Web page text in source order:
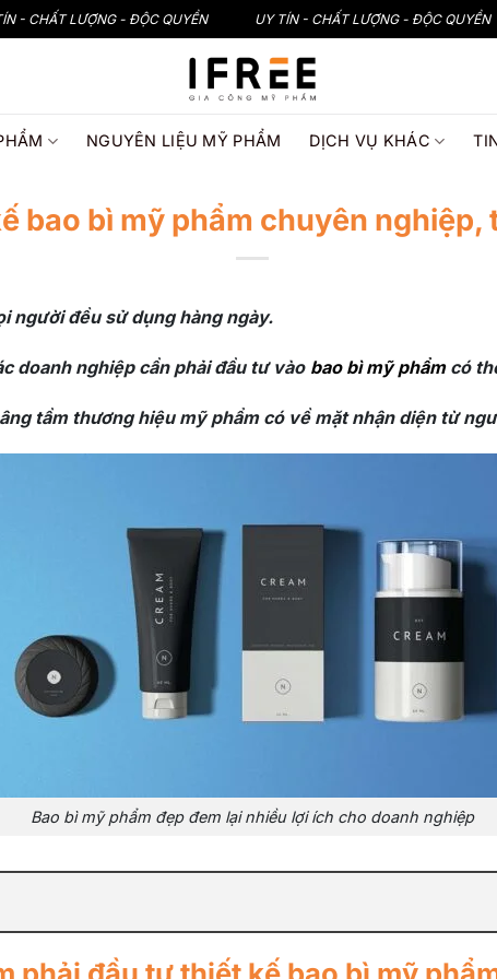
- CHẤT LƯỢNG - ĐỘC QUYỀN UY TÍN - CHẤT LƯỢNG - ĐỘC QUYỀN
NGUYÊN LIỆU MỸ PHẨM DỊCH VỤ KHÁC
bao bì mỹ phẩm chuyên nghiệp,
người đều sử dụng hàng ngày.
doanh nghiệp cần phải đầu tư vào bao bì mỹ phẩmcó
tầm thương hiệu mỹ phẩm có về mặt nhận diện từ
Bao bì mỹ phẩm đẹp đem lại nhiều lợi ích cho doanh nghiệp